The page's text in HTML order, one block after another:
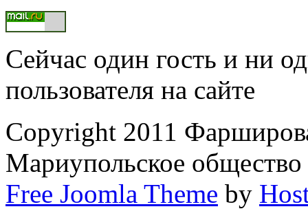
Сейчас один гость и ни
пользователя на сайте
Copyright 2011
Мариупольское
Free Joomla Theme by